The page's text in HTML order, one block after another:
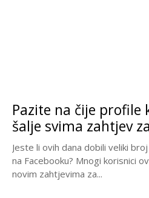
Pazite na čije profile
šalje svima zahtjev
Jeste li ovih dana dobili veliki
na Facebooku? Mnogi korisnici
novim zahtjevima za...